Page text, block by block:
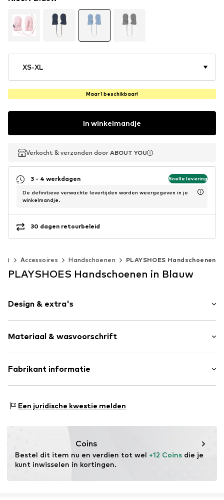
XS-XL
Maar 1 beschikbaar!
In winkelmandje
Verkocht & verzonden door ABOUT YOU
Verkocht & verzonden door ABOUT YOU
3 - 4 werkdagen Snelle levering
De definitieve verwachte levertijden worden weergegeven in je
winkelmandje.
30 dagen retourbeleid
Accessoires Handschoenen PLAYSHOES Handschoenen
PLAYSHOES Handschoenen in Blauw
Design & extra's
Op staal naden
Voelt zacht aan
Item nr. PLS0194003000001
Materiaal & wasvoorschrift
Materiaal: 100% Polyester - PES
Fabrikant informatie
72461 Albstadt
Een juridische kwestie melden
Coins
Bestel dit item nu en verdien tot wel +12 Coins die je
kunt inwisselen in kortingen.